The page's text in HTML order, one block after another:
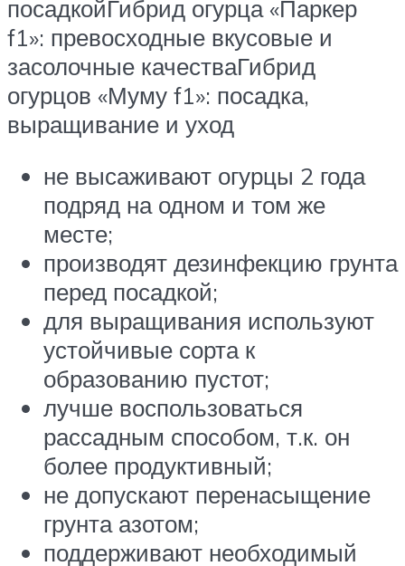
посадкойГибрид огурца «Паркер
f1»: превосходные вкусовые и
засолочные качестваГибрид
огурцов «Муму f1»: посадка,
выращивание и уход
не высаживают огурцы 2 года
подряд на одном и том же
месте;
производят дезинфекцию грунта
перед посадкой;
для выращивания используют
устойчивые сорта к
образованию пустот;
лучше воспользоваться
рассадным способом, т.к. он
более продуктивный;
не допускают перенасыщение
грунта азотом;
поддерживают необходимый